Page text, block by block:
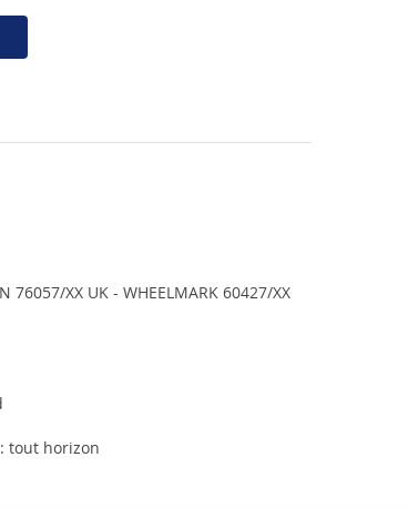
76057/XX UK - WHEELMARK 60427/XX
tout horizon